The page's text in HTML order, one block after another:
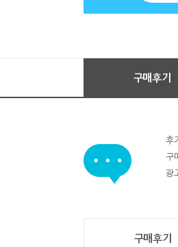
구매후기
후
구
광
구매후기